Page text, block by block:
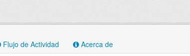
Flujo de Actividad Acerca de